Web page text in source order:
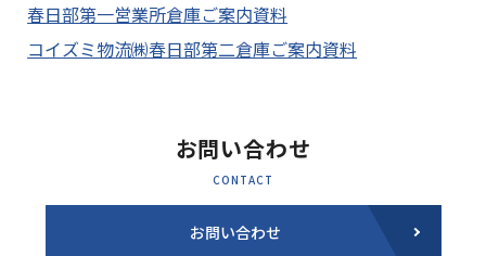
春日部第一営業所倉庫ご案内資料
コイズミ物流㈱春日部第二倉庫ご案内資料
お問い合わせ
CONTACT
お問い合わせ